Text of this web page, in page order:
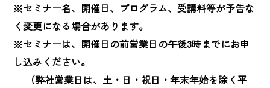
※セミナー名、開催日、プログラム、受講料等が予告な
く変更になる場合があります。
※セミナーは、開催日の前営業日の午後3時までにお申
し込みください。
（弊社営業日は、土・日・祝日・年末年始を除く平